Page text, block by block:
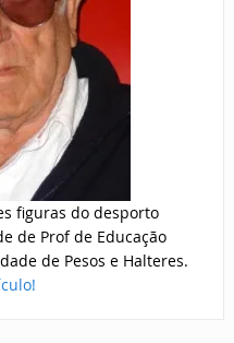
figuras do desporto
de Prof de Educação
de Pesos e Halteres.